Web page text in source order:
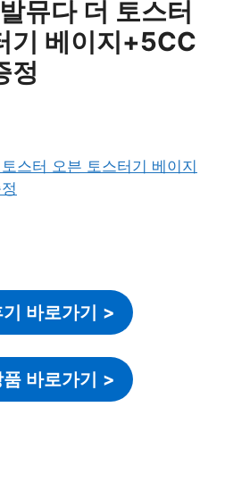
뮤다 더 토스터
기 베이지+5CC
정
기 바로가기 >
바로가기 >